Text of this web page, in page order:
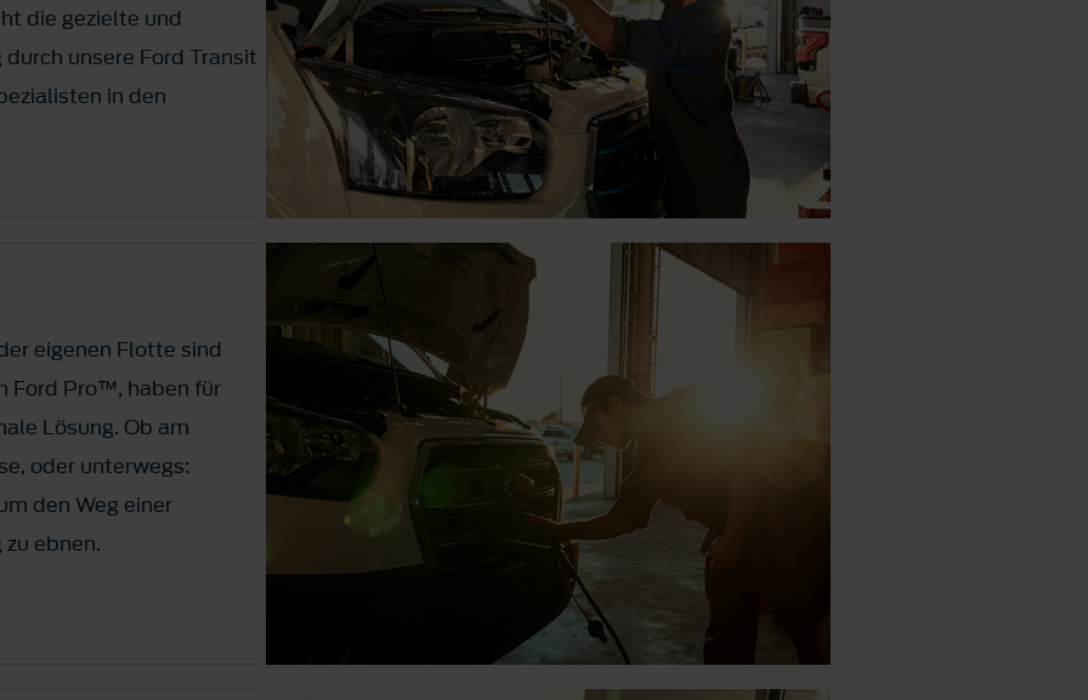
die gezielte und
unsere Ford Transit
in den
eigenen Flotte sind
Ford Pro™, haben für
Lösung. Ob am
oder unterwegs:
den Weg einer
ebnen.